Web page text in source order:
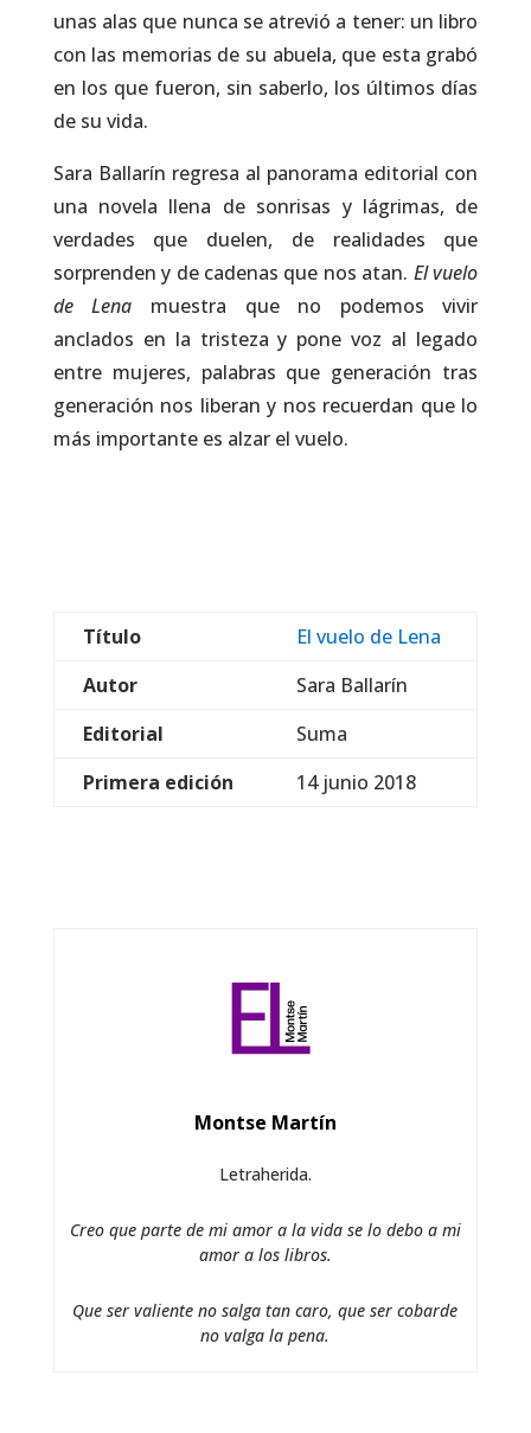
unas alas que nunca se atrevió a tener: un libro
con las memorias de su abuela, que esta grabó
en los que fueron, sin saberlo, los últimos días
de su vida.
Sara Ballarín regresa al panorama editorial con
una novela llena de sonrisas y lágrimas, de
verdades que duelen, de realidades que
sorprenden y de cadenas que nos atan. El vuelo
de Lena muestra que no podemos vivir
anclados en la tristeza y pone voz al legado
entre mujeres, palabras que generación tras
generación nos liberan y nos recuerdan que lo
más importante es alzar el vuelo.
Título
El vuelo de Lena
Autor
Sara Ballarín
Editorial
Suma
Primera edición
14 junio 2018
Montse Martín
Letraherida.
Creo que parte de mi amor a la vida se lo debo a mi
amor a los libros.
Que ser valiente no salga tan caro, que ser cobarde
no valga la pena.